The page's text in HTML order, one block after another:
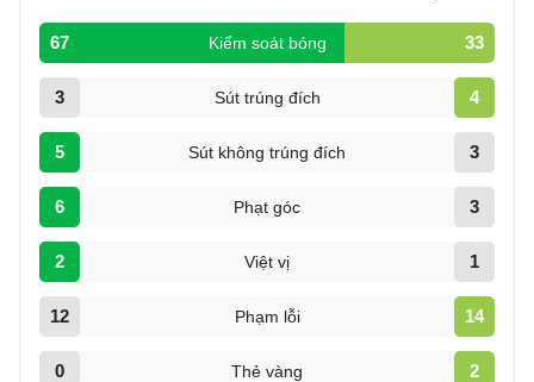
67 Kiểm soát bóng 33
3 Sút trúng đích 4
5 Sút không trúng đích 3
6 Phạt góc 3
2 Việt vị 1
12 Phạm lỗi 14
0 Thẻ vàng 2